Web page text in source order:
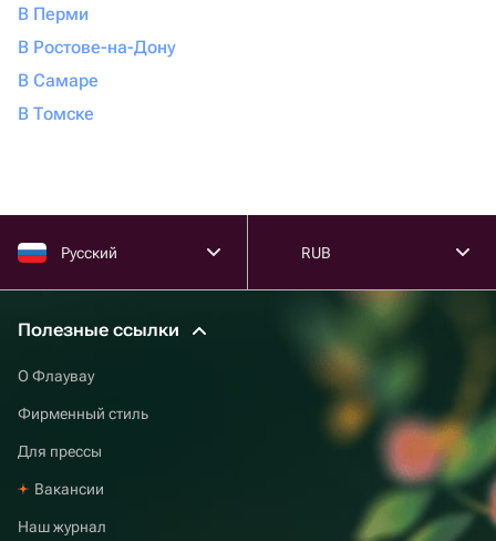
В Перми
В Ростове-на-Дону
В Самаре
В Томске
Русский RUB
Полезные ссылки
О Флаувау
Фирменный стиль
Для прессы
Вакансии
Наш журнал